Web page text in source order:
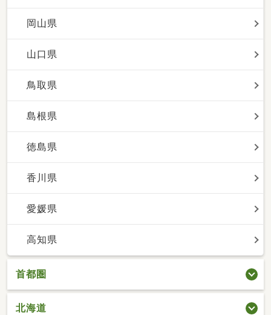
岡山県
山口県
鳥取県
島根県
徳島県
香川県
愛媛県
高知県
首都圏
北海道